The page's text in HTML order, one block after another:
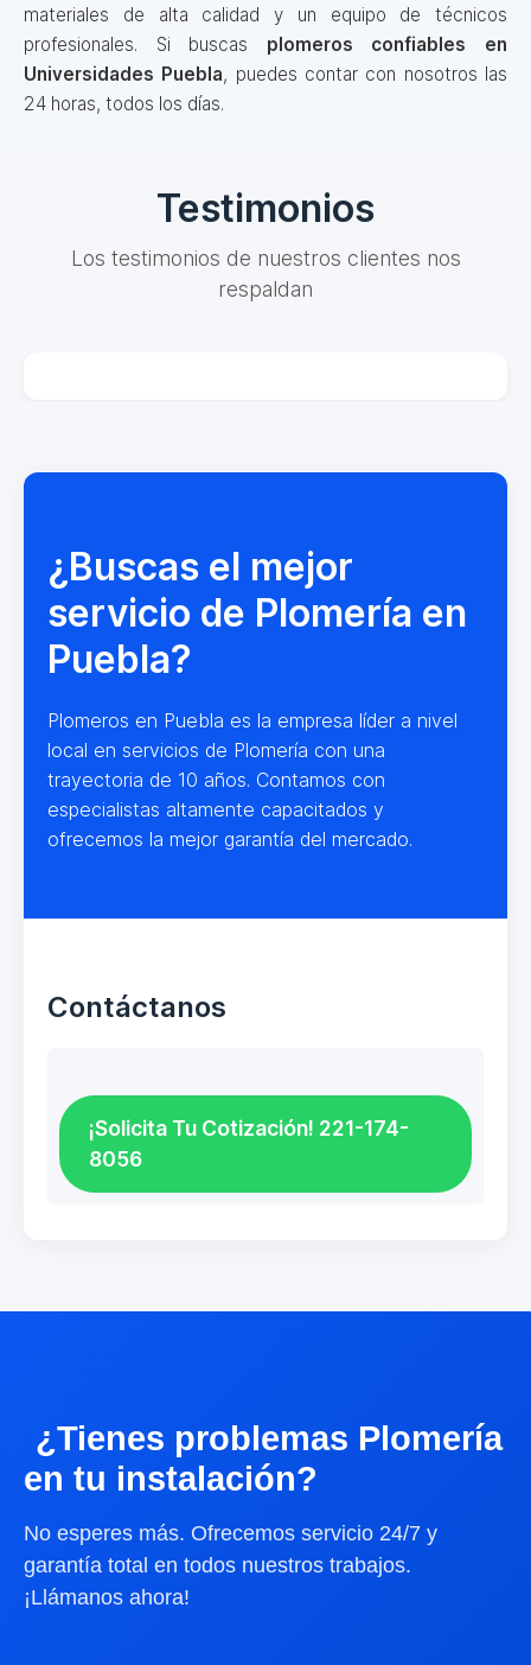
materiales de alta calidad y un equipo de técnicos
profesionales. Si buscas plomeros confiables en
Universidades Puebla, puedes contar con nosotros las
24 horas, todos los días.
Testimonios
Los testimonios de nuestros clientes nos
respaldan
¿Buscas el mejor
servicio de Plomería en
Puebla?
Plomeros en Puebla es la empresa líder a nivel
local en servicios de Plomería con una
trayectoria de 10 años. Contamos con
especialistas altamente capacitados y
ofrecemos la mejor garantía del mercado.
Contáctanos
¡Solicita Tu Cotización! 221-174-
8056
¿Tienes problemas Plomería
en tu instalación?
No esperes más. Ofrecemos servicio 24/7 y
garantía total en todos nuestros trabajos.
¡Llámanos ahora!